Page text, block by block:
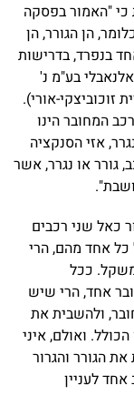
כי "האמור בפסקה
על האמור בפסקאות (1) ו-(4)". כלומר, הן הגורר, הן
בנפרד, בדרישות
בע"מ נ'
אורי).
המחובר הינו
אזי הסנקציה
גורר או נגרר, אשר
כאל שני רכבים
כל אחד מהם, הרי
ככל
אחד, הרי שיש
ולהשבית את
ואולם, איני
הגורר והגרור
לעניין